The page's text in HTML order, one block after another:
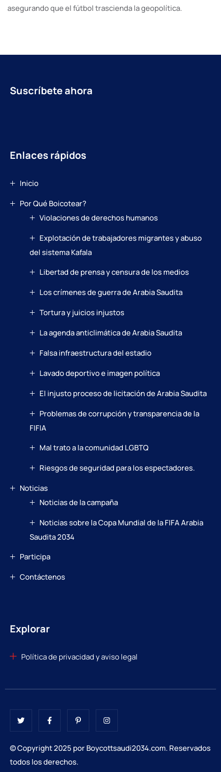
asegurando que el fútbol trascienda la geopolítica.
Suscríbete ahora
Enlaces rápidos
Inicio
Por Qué Boicotear?
Violaciones de derechos humanos
Explotación de trabajadores migrantes y abuso
del sistema Kafala
Libertad de prensa y censura de los medios
Los crímenes de guerra de Arabia Saudita
Tortura y juicios injustos
La agenda anticlimática de Arabia Saudita
Falsa infraestructura del estadio
Lavado deportivo e imagen política
El injusto proceso de licitación de Arabia Saudita
Problemas de corrupción y transparencia de la
FIFIA
Mal trato a la comunidad LGBTQ
Riesgos de seguridad para los espectadores.
Noticias
Noticias de la campaña
Noticias sobre la Copa Mundial de la FIFA Arabia
Saudita 2034
Participa
Contáctenos
Explorar
Política de privacidad y aviso legal
© Copyright 2025 por Boycottsaudi2034.com. Reservados
todos los derechos.